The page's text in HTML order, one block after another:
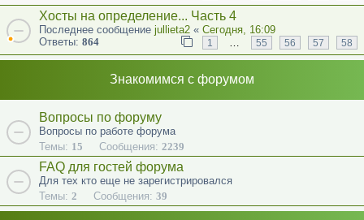
Хосты на определение... Часть 4
Последнее сообщение jullieta2 « Сегодня, 16:09
Ответы: 864 1 … 55 56 57 58
Знакомимся с форумом
Вопросы по форуму
Вопросы по работе форума
Темы: 15 Сообщения: 2239
FAQ для гостей форума
Для тех кто еще не зарегистрировался
Темы: 2 Сообщения: 39